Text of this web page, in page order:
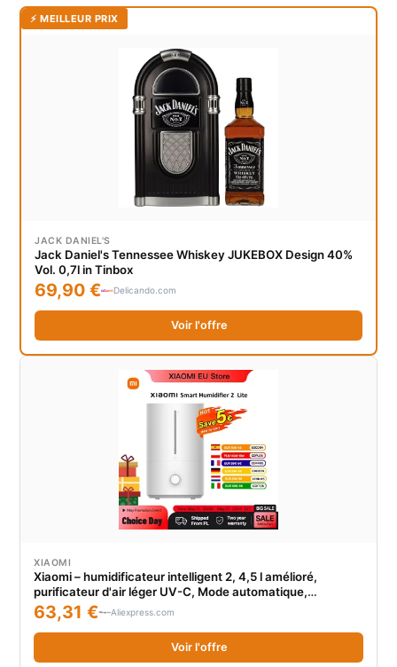
⚡ MEILLEUR PRIX
JACK DANIEL'S
Jack Daniel's Tennessee Whiskey JUKEBOX Design 40%
Vol. 0,7l in Tinbox
69,90 € Delicando.com
Voir l'offre
XIAOMI
Xiaomi – humidificateur intelligent 2, 4,5 l amélioré,
purificateur d'air léger UV-C, Mode automatique,
silencieux pour la maison
63,31 € Aliexpress.com
Voir l'offre